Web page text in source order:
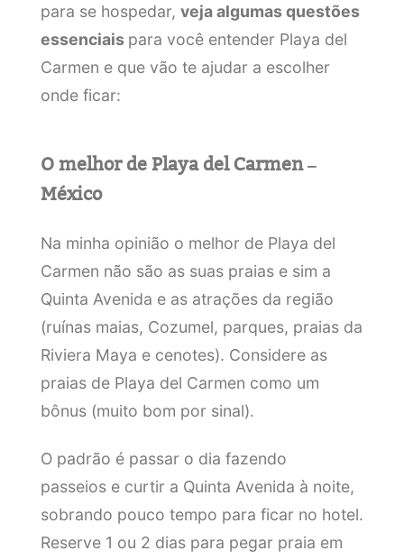
para se hospedar, veja algumas questões
essenciais para você entender Playa del
Carmen e que vão te ajudar a escolher
onde ficar:
O melhor de Playa del Carmen –
México
Na minha opinião o melhor de Playa del
Carmen não são as suas praias e sim a
Quinta Avenida e as atrações da região
(ruínas maias, Cozumel, parques, praias da
Riviera Maya e cenotes). Considere as
praias de Playa del Carmen como um
bônus (muito bom por sinal).
O padrão é passar o dia fazendo
passeios e curtir a Quinta Avenida à noite,
sobrando pouco tempo para ficar no hotel.
Reserve 1 ou 2 dias para pegar praia em